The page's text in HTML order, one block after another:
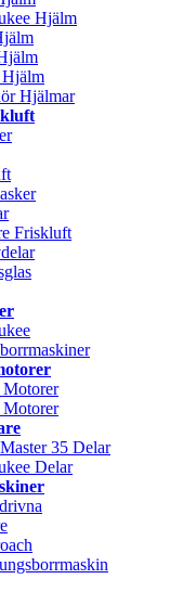
Hjälm
Hjälmar
Friskluft
Motorer
Motorer
35 Delar
Delar